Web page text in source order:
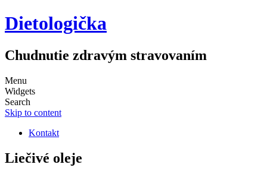
Dietologička
Chudnutie zdravým stravovaním
Menu
Widgets
Search
Skip to content
Kontakt
Liečivé oleje